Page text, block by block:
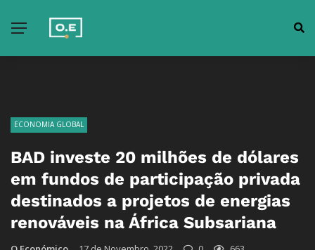
ECONOMIA GLOBAL
BAD investe 20 milhões de dólares
em fundos de participação privada
destinados a projetos de energias
renováveis na África Subsariana